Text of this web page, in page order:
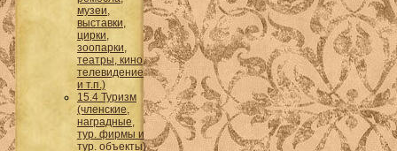
музеи,
выставки,
цирки,
зоопарки,
театры, кино,
телевидение
и т.п.)
15.4 Туризм
(членские,
наградные,
тур. фирмы и
тур. объекты)